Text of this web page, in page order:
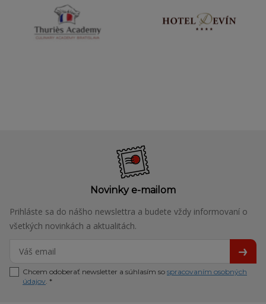
Novinky e-mailom
Prihláste sa do nášho newslettra a budete vždy informovaní o
všetkých novinkách a aktualitách.
Chcem odoberať newsletter a súhlasím so spracovaním osobných
údajov. *